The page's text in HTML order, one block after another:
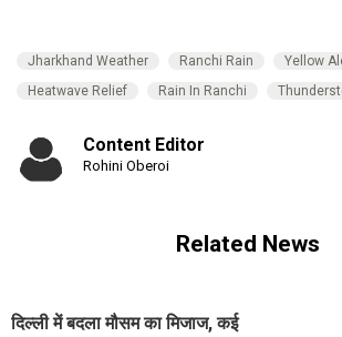
Jharkhand Weather Ranchi Rain
Yellow
Heatwave Relief
Rain In Ranchi
Content Editor
Rohini Oberoi
Related News
दिल्ली में बदला मौसम का मिजाज, कई